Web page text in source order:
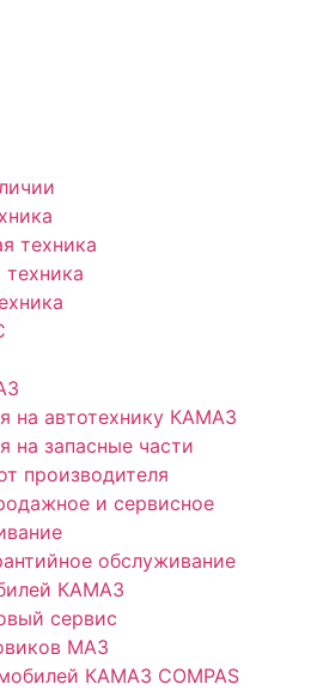
техника
на автотехнику КАМАЗ
на запасные части
производителя
и сервисное
обслуживание
КАМАЗ
сервис
МАЗ
КАМАЗ COMPAS